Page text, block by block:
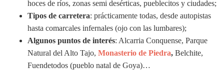
hoces de ríos, zonas semi desérticas, pueblecitos y ciudades;
Tipos de carretera: prácticamente todas, desde autopistas
hasta comarcales infernales (ojo con las lumbares);
Algunos puntos de interés: Alcarria Conquense, Parque
Natural del Alto Tajo, Monasterio de Piedra, Belchite,
Fuendetodos (pueblo natal de Goya)…